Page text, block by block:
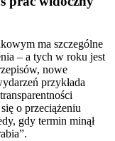
ma szczególne
– a tych w roku jest
nowe
przykłada
o przeciążeniu
gdy termin minął